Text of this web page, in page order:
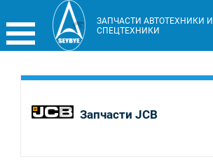
ЗАПЧАСТИ АВТОТЕХНИКИ И
СПЕЦТЕХНИКИ
Запчасти JCB